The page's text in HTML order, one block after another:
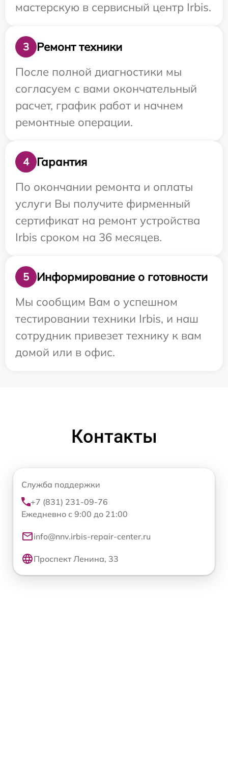
мастерскую в сервисный центр Irbis.
3
Ремонт техники
После полной диагностики мы
согласуем с вами окончательный
расчет, график работ и начнем
ремонтные операции.
4
Гарантия
По окончании ремонта и оплаты
услуги Вы получите фирменный
сертификат на ремонт устройства
Irbis сроком на 36 месяцев.
5
Информирование о готовности
Мы сообщим Вам о успешном
тестировании техники Irbis, и наш
сотрудник привезет технику к вам
домой или в офис.
Контакты
Служба поддержки
+7 (831) 231-09-76
Ежедневно с 9:00 до 21:00
info@nnv.irbis-repair-center.ru
Проспект Ленина, 33